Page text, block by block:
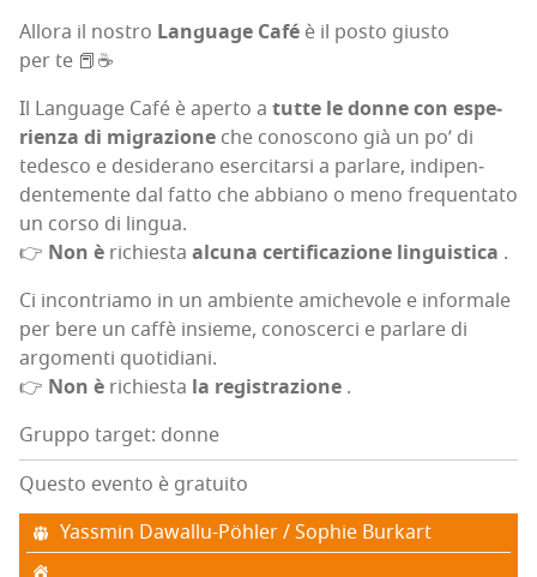
Allo­ra il nostro Lan­gua­ge Café è il posto giu­sto
per te 📕☕
Il Lan­gua­ge Café è aper­to a tut­te le don­ne con espe­
rien­za di migra­zio­ne che cono­sco­no già un po’ di
tede­sco e desi­de­ra­no eser­ci­tar­si a par­la­re, indi­pen­
den­te­men­te dal fat­to che abbia­no o meno fre­quen­ta­to
un cor­so di lin­gua.
👉 Non è richie­sta alcu­na cer­ti­fi­ca­zio­ne lin­gui­sti­ca .
Ci incon­tria­mo in un ambien­te ami­che­vo­le e infor­ma­le
per bere un caf­fè insie­me, cono­scer­ci e par­la­re di
argo­men­ti quo­ti­dia­ni.
👉 Non è richie­sta la regi­stra­zio­ne .
Gruppo target: donne
Questo evento è gratuito
Yass­min Dawal­lu-Pöhler / Sophie Burkart